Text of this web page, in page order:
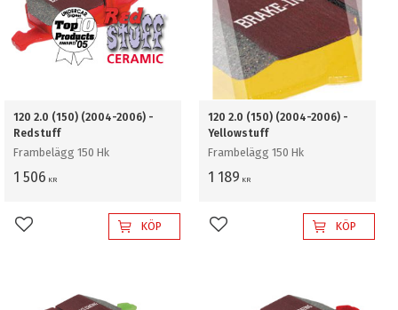
120 2.0 (150) (2004-2006) -
Redstuff
Frambelägg 150 Hk
1 506 KR
Lägg till i favoriterKÖP
120 2.0 (150) (2004-2006) -
Yellowstuff
Frambelägg 150 Hk
1 189 KR
Lägg till i favoriterKÖP